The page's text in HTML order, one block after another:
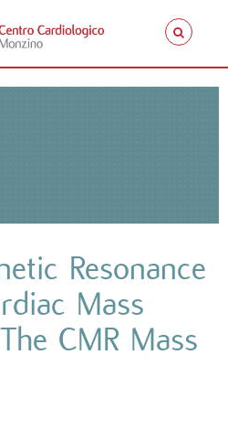
Resonance
Mass
CMR Mass